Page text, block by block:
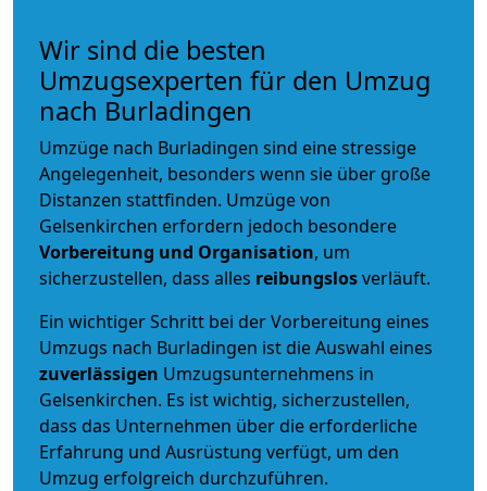
Wir sind die besten
Umzugsexperten für den Umzug
nach Burladingen
Umzüge nach Burladingen sind eine stressige
Angelegenheit, besonders wenn sie über große
Distanzen stattfinden. Umzüge von
Gelsenkirchen erfordern jedoch besondere
Vorbereitung und Organisation, um
sicherzustellen, dass alles reibungslosverläuft.
Ein wichtiger Schritt bei der Vorbereitung eines
Umzugs nach Burladingen ist die Auswahl eines
zuverlässigen Umzugsunternehmens in
Gelsenkirchen. Es ist wichtig, sicherzustellen,
dass das Unternehmen über die erforderliche
Erfahrung und Ausrüstung verfügt, um den
Umzug erfolgreich durchzuführen.